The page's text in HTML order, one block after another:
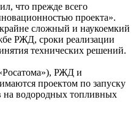
что прежде всего
проекта».
сложный и наукоемкий
РЖД, сроки реализации
технических решений.
РЖД и
проектом по запуску
на водородных топливных